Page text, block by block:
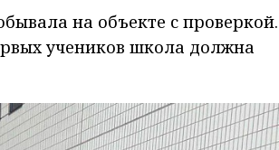
на объекте с проверкой.
учеников школа должна